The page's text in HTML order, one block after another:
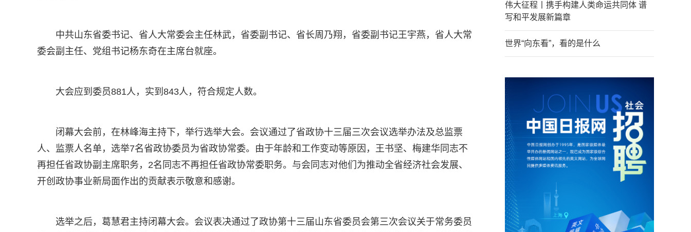
中共山东省委书记、省人大常委会主任林武，省委副书记、省长周乃翔，省委副书记王宇燕，省人大常
委会副主任、党组书记杨东奇在主席台就座。
大会应到委员881人，实到843人，符合规定人数。
闭幕大会前，在林峰海主持下，举行选举大会。会议通过了省政协十三届三次会议选举办法及总监票
人、监票人名单，选举7名省政协委员为省政协常委。由于年龄和工作变动等原因，王书坚、梅建华同志不
再担任省政协副主席职务，2名同志不再担任省政协常委职务。与会同志对他们为推动全省经济社会发展、
开创政协事业新局面作出的贡献表示敬意和感谢。
选举之后，葛慧君主持闭幕大会。会议表决通过了政协第十三届山东省委员会第三次会议关于常务委员
伟大征程丨携手构建人类命运共同体 谱
写和平发展新篇章
世界“向东看”，看的是什么